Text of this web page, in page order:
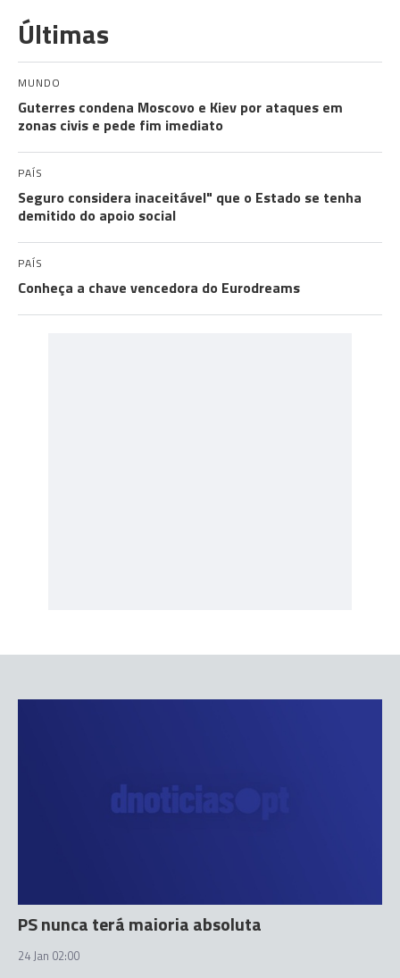
Últimas
MUNDO
Guterres condena Moscovo e Kiev por ataques em
zonas civis e pede fim imediato
PAÍS
Seguro considera inaceitável" que o Estado se tenha
demitido do apoio social
PAÍS
Conheça a chave vencedora do Eurodreams
PS nunca terá maioria absoluta
24 Jan 02:00